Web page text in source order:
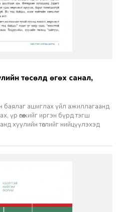
баялаг ашиглах үйл ажиллагаанд
үр өгөөжийг иргэн бүрд тэгш
хуулийн төслийг нийцүүлэхэд